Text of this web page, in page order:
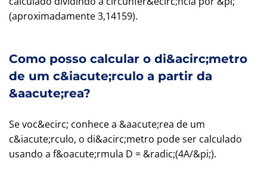
(aproximadamente 3,14159).
Como posso calcular o di&acirc;metro
de um c&iacute;rculo a partir da
&aacute;rea?
Se voc&ecirc; conhece a &aacute;rea de um
c&iacute;rculo, o di&acirc;metro pode ser calculado
usando a f&oacute;rmula D = &radic;(4A/&pi;).